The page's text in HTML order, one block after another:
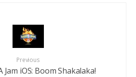
Previous
Jam iOS: Boom Shakalaka!